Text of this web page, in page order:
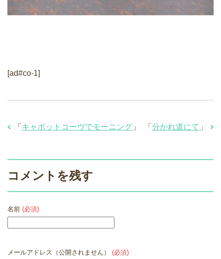
[ad#co-1]
「 分かれ道にて 」
「 キャボットコーヴでモーニング 」
コメントを残す
名前 (必須)
メールアドレス（公開されません） (必須)